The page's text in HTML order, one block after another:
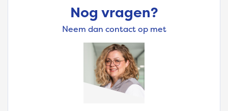
Nog vragen?
Neem dan contact op met